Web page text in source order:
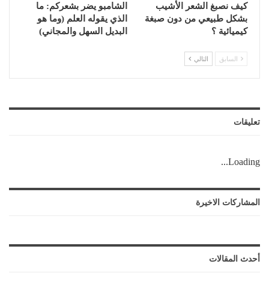
كيف نصبغ الشعر الأشيب
بشكل طبيعي من دون صبغة
كيميائية ؟
الشامبو يضر بشعركم: ما
الذي يقوله العلم (وما هو
البديل السهل والمجاني)
السابق التالي
تعليقات
Loading...
المشاركات الاخيرة
أحدث المقالات